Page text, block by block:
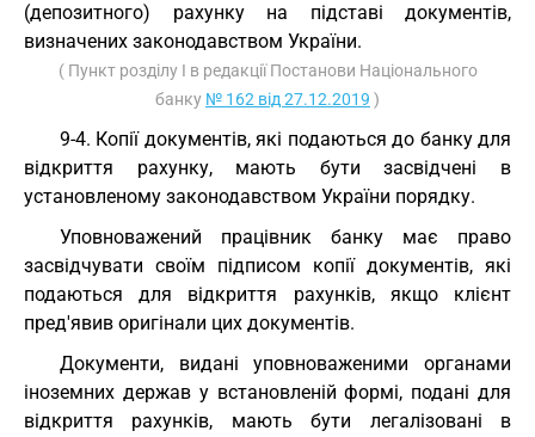
(депозитного) рахунку на підставі документів,
визначених законодавством України.
( Пункт розділу I в редакції Постанови Національного
банку № 162 від 27.12.2019 )
9-4. Копії документів, які подаються до банку для
відкриття рахунку, мають бути засвідчені в
установленому законодавством України порядку.
Уповноважений працівник банку має право
засвідчувати своїм підписом копії документів, які
подаються для відкриття рахунків, якщо клієнт
пред'явив оригінали цих документів.
Документи, видані уповноваженими органами
іноземних держав у встановленій формі, подані для
відкриття рахунків, мають бути легалізовані в